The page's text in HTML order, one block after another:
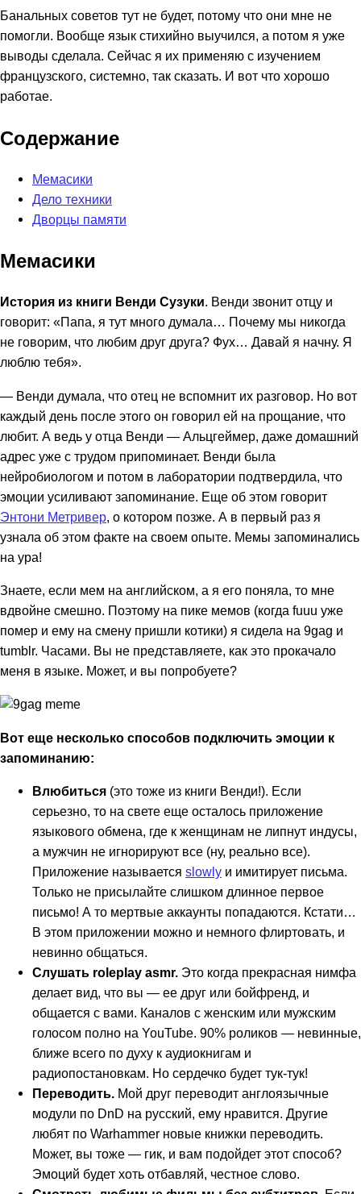
Банальных советов тут не будет, потому что они мне не
помогли. Вообще язык стихийно выучился, а потом я уже
выводы сделала. Сейчас я их применяю с изучением
французского, системно, так сказать. И вот что хорошо
работае.
Содержание
Мемасики
Дело техники
Дворцы памяти
Мемасики
История из книги Венди Сузуки. Венди звонит отцу и
говорит: «Папа, я тут много думала… Почему мы никогда
не говорим, что любим друг друга? Фух… Давай я начну. Я
люблю тебя».
— Венди думала, что отец не вспомнит их разговор. Но вот
каждый день после этого он говорил ей на прощание, что
любит. А ведь у отца Венди — Альцгеймер, даже домашний
адрес уже с трудом припоминает. Венди была
нейробиологом и потом в лаборатории подтвердила, что
эмоции усиливают запоминание. Еще об этом говорит
Энтони Метривер, о котором позже. А в первый раз я
узнала об этом факте на своем опыте. Мемы запоминались
на ура!
Знаете, если мем на английском, а я его поняла, то мне
вдвойне смешно. Поэтому на пике мемов (когда fuuu уже
помер и ему на смену пришли котики) я сидела на 9gag и
tumblr. Часами. Вы не представляете, как это прокачало
меня в языке. Может, и вы попробуете?
Вот еще несколько способов подключить эмоции к
запоминанию:
Влюбиться (это тоже из книги Венди!). Если
серьезно, то на свете еще осталось приложение
языкового обмена, где к женщинам не липнут индусы,
а мужчин не игнорируют все (ну, реально все).
Приложение называется slowly и имитирует письма.
Только не присылайте слишком длинное первое
письмо! А то мертвые аккаунты попадаются. Кстати…
В этом приложении можно и немного флиртовать, и
невинно общаться.
Слушать roleplay asmr. Это когда прекрасная нимфа
делает вид, что вы — ее друг или бойфренд, и
общается с вами. Каналов с женским или мужским
голосом полно на YouTube. 90% роликов — невинные,
ближе всего по духу к аудиокнигам и
радиопостановкам. Но сердечко будет тук-тук!
Переводить. Мой друг переводит англоязычные
модули по DnD на русский, ему нравится. Другие
любят по Warhammer новые книжки переводить.
Может, вы тоже — гик, и вам подойдет этот способ?
Эмоций будет хоть отбавляй, честное слово.